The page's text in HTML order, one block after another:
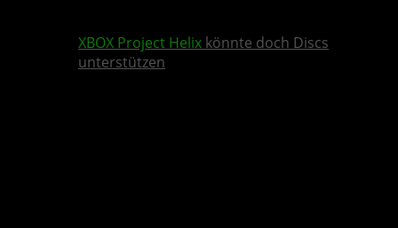
XBOX Project Helix könnte doch Discs
unterstützen